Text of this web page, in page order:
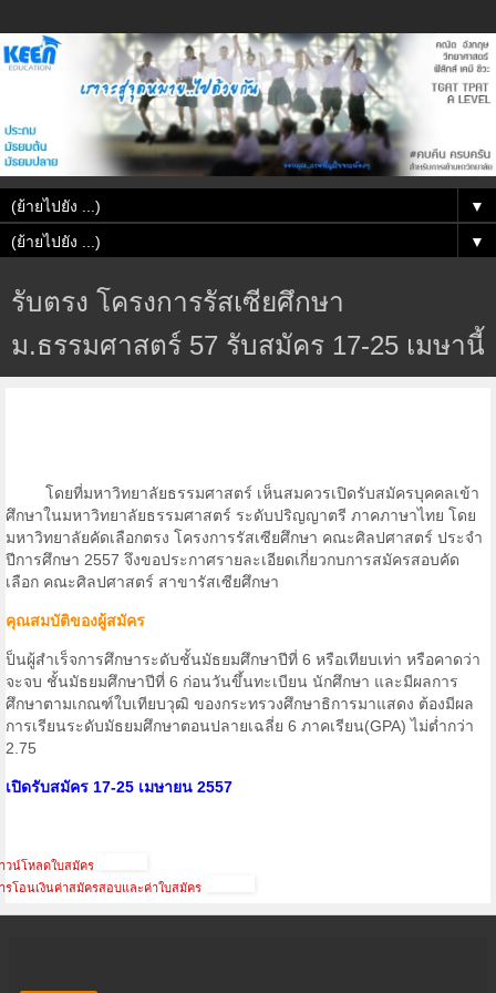
▼
▼
รับตรง โครงการรัสเซียศึกษา
ม.ธรรมศาสตร์ 57 รับสมัคร 17-25 เมษานี้
โดยที่มหาวิทยาลัยธรรมศาสตร์ เห็นสมควรเปิดรับสมัครบุคคลเข้า
ศึกษาในมหาวิทยาลัยธรรมศาสตร์ ระดับปริญญาตรี ภาคภาษาไทย โดย
มหาวิทยาลัยคัดเลือกตรง โครงการรัสเซียศึกษา คณะศิลปศาสตร์ ประจํา
ปีการศึกษา 2557 จึงขอประกาศรายละเอียดเกี่ยวกบการสมัครสอบคัด
เลือก คณะศิลปศาสตร์ สาขารัสเซียศึกษา
คุณสมบัติของผู้สมัคร
ป็นผู้สำเร็จการศึกษาระดับชั้นมัธยมศึกษาปีที่ 6 หรือเทียบเท่า หรือคาดว่า
จะจบ ชั้นมัธยมศึกษาปีที่ 6 ก่อนวันขึ้นทะเบียน นักศึกษา และมีผลการ
ศึกษาตามเกณฑ์ใบเทียบวุฒิ ของกระทรวงศึกษาธิการมาแสดง ต้องมีผล
การเรียนระดับมัธยมศึกษาตอนปลายเฉลี่ย 6 ภาคเรียน(GPA) ไม่ต่ำกว่า
2.75
เปิดรับสมัคร 17-25 เมษายน 2557
วน์โหลดใบสมัคร
รโอนเงินค่าสมัครสอบและค่าใบสมัคร